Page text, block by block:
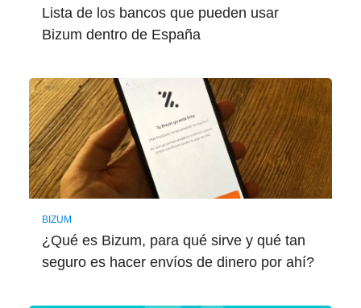
Lista de los bancos que pueden usar
Bizum dentro de España
BIZUM
¿Qué es Bizum, para qué sirve y qué tan
seguro es hacer envíos de dinero por ahí?